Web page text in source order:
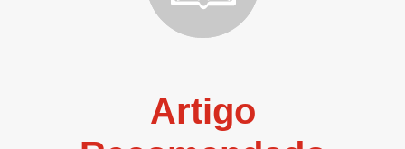
Artigo